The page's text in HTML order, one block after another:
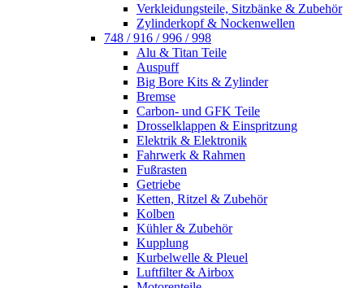
Verkleidungsteile, Sitzbänke & Zubehör
Zylinderkopf & Nockenwellen
748 / 916 / 996 / 998
Alu & Titan Teile
Auspuff
Big Bore Kits & Zylinder
Bremse
Carbon- und GFK Teile
Drosselklappen & Einspritzung
Elektrik & Elektronik
Fahrwerk & Rahmen
Fußrasten
Getriebe
Ketten, Ritzel & Zubehör
Kolben
Kühler & Zubehör
Kupplung
Kurbelwelle & Pleuel
Luftfilter & Airbox